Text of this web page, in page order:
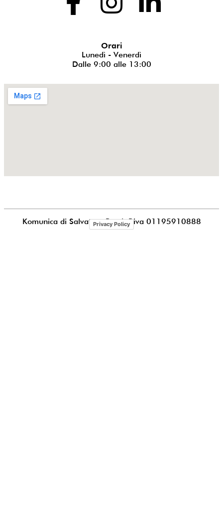
Orari
Lunedì - Venerdì
Dalle 9:00 alle 13:00
Komunica di Salvatore PucciaP.iva 01195910888
Privacy Policy